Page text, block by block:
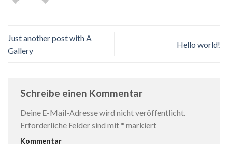
Just another post with A
Gallery
Hello world!
Schreibe einen Kommentar
Deine E-Mail-Adresse wird nicht veröffentlicht.
Erforderliche Felder sind mit * markiert
Kommentar